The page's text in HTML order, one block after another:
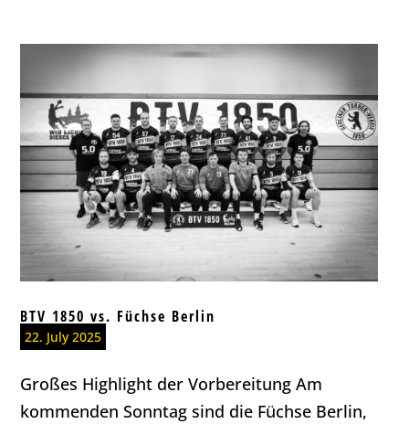
BTV 1850 vs. Füchse Berlin
22. July 2025
Großes Highlight der Vorbereitung Am
kommenden Sonntag sind die Füchse Berlin,